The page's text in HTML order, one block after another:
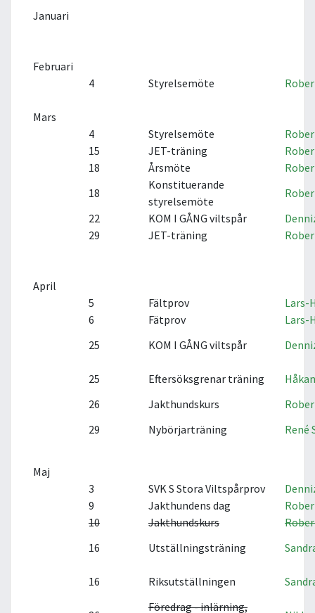
Januari
Februari
4
Styrelsemöte
Mars
4
Styrelsemöte
15
JET-träning
18
Årsmöte
18
Konstituerande
styrelsemöte
22
KOM I GÅNG viltspår
29
JET-träning
April
5
Fältprov
Lars-
6
Fätprov
Lars-
25
KOM I GÅNG viltspår
25 Eftersöksgrenar träning
26
Jakthundskurs
29
Nybörjarträning René
Maj
3
SVK S Stora Viltspårprov
9
Jakthundens dag
10
Jakthundskurs
16
Utställningsträning
16 Riksutställningen
Föredrag - inlärning,